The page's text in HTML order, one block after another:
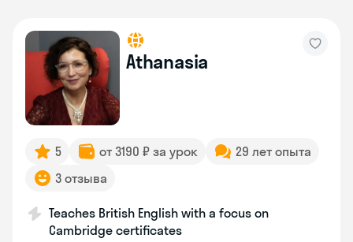
Athanasia
5 от 3190 ₽ за урок
29 лет опыта
3 отзыва
Teaches British English with a focus on
Cambridge certificates